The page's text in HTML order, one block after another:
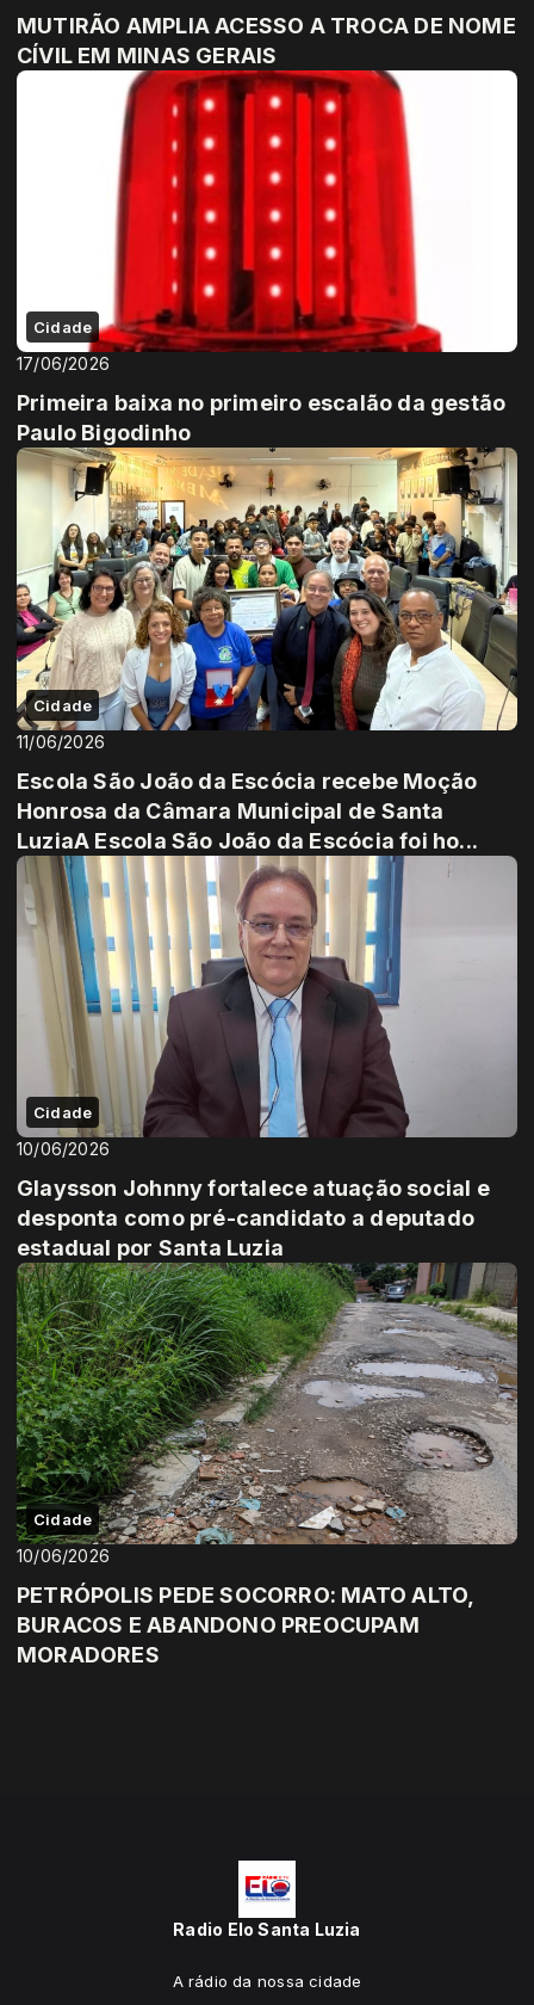
MUTIRÃO AMPLIA ACESSO A TROCA DE NOME
CÍVIL EM MINAS GERAIS
Cidade
17/06/2026
Primeira baixa no primeiro escalão da gestão
Paulo Bigodinho
Cidade
11/06/2026
Escola São João da Escócia recebe Moção
Honrosa da Câmara Municipal de Santa
LuziaA Escola São João da Escócia foi ho...
Cidade
10/06/2026
Glaysson Johnny fortalece atuação social e
desponta como pré-candidato a deputado
estadual por Santa Luzia
Cidade
10/06/2026
PETRÓPOLIS PEDE SOCORRO: MATO ALTO,
BURACOS E ABANDONO PREOCUPAM
MORADORES
Radio Elo Santa Luzia
A rádio da nossa cidade